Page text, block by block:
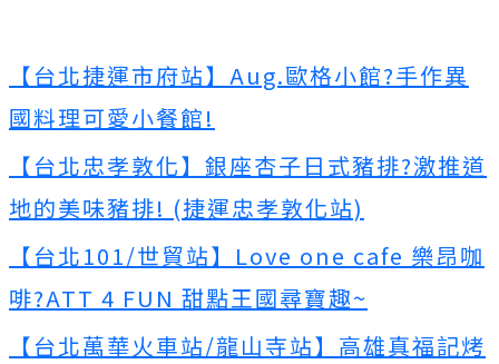
【台北捷運市府站】Aug.歐格小館?手作異
國料理可愛小餐館!
【台北忠孝敦化】銀座杏子日式豬排?激推道
地的美味豬排! (捷運忠孝敦化站)
【台北101/世貿站】Love one cafe 樂昂咖
啡?ATT 4 FUN 甜點王國尋寶趣~
【台北萬華火車站/龍山寺站】高雄真福記烤